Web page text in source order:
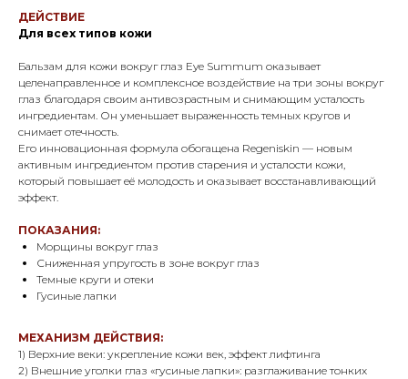
ДЕЙСТВИЕ
Для всех типов кожи
Бальзам для кожи вокруг глаз Eye Summum оказывает
целенаправленное и комплексное воздействие на три зоны вокруг
глаз благодаря своим антивозрастным и снимающим усталость
ингредиентам. Он уменьшает выраженность темных кругов и
снимает отечность.
Его инновационная формула обогащена Regeniskin — новым
активным ингредиентом против старения и усталости кожи,
который повышает её молодость и оказывает восстанавливающий
эффект.
ПОКАЗАНИЯ:
Морщины вокруг глаз
Сниженная упругость в зоне вокруг глаз
Темные круги и отеки
Гусиные лапки
МЕХАНИЗМ ДЕЙСТВИЯ:
1) Верхние веки: укрепление кожи век, эффект лифтинга
2) Внешние уголки глаз «гусиные лапки»: разглаживание тонких